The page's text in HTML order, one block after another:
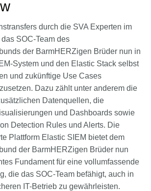
durch die SVA Experten im
SOC-Team des
der BarmHERZigen Brüder nun in
System und den Elastic Stack selbst
und zukünftige Use Cases
Dazu zählt unter anderem die
Datenquellen, die
und Dashboards sowie
Detection Rules und Alerts. Die
Plattform Elastic SIEM bietet dem
der BarmHERZigen Brüder nun
Fundament für eine vollumfassende
die das SOC-Team befähigt, auch in
IT-Betrieb zu gewährleisten.